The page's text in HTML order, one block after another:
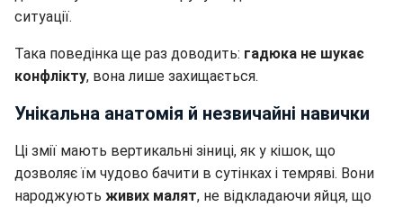
ситуації.
Така поведінка ще раз доводить: гадюка не шукає
конфлікту, вона лише захищається.
Унікальна анатомія й незвичайні навички
Ці змії мають вертикальні зіниці, як у кішок, що
дозволяє їм чудово бачити в сутінках і темряві. Вони
народжують живих малят, не відкладаючи яйця, що